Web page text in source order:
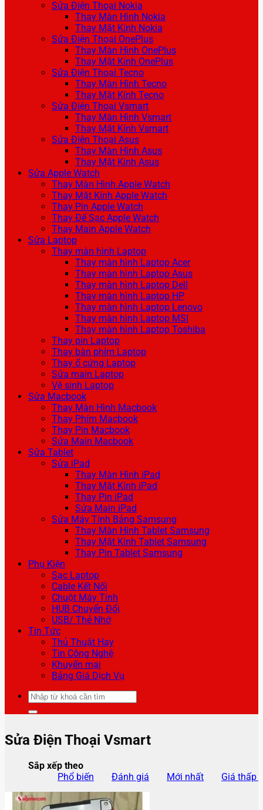
Sửa Điện Thoại Nokia
Thay Màn Hình Nokia
Thay Mặt Kính Nokia
Sửa Điện Thoại OnePlus
Thay Màn Hình OnePlus
Thay Mặt Kính OnePlus
Sửa Điện Thoại Tecno
Thay Màn Hình Tecno
Thay Mặt Kính Tecno
Sửa Điện Thoại Vsmart
Thay Màn Hình Vsmart
Thay Mặt Kính Vsmart
Sửa Điện Thoại Asus
Thay Màn Hình Asus
Thay Mặt Kính Asus
Sửa Apple Watch
Thay Màn Hình Apple Watch
Thay Mặt Kính Apple Watch
Thay Pin Apple Watch
Thay Đế Sạc Apple Watch
Thay Main Apple Watch
Sửa Laptop
Thay màn hình Laptop
Thay màn hình Laptop Acer
Thay màn hình Laptop Asus
Thay màn hình Laptop Dell
Thay màn hình Laptop HP
Thay màn hình Laptop Lenovo
Thay màn hình Laptop MSI
Thay màn hình Laptop Toshiba
Thay pin Laptop
Thay bàn phím Laptop
Thay ổ cứng Laptop
Sửa main Laptop
Vệ sinh Laptop
Sửa Macbook
Thay Màn Hình Macbook
Thay Phím Macbook
Thay Pin Macbook
Sửa Main Macbook
Sửa Tablet
Sửa iPad
Thay Màn Hình iPad
Thay Mặt Kính iPad
Thay Pin iPad
Sửa Main iPad
Sửa Máy Tính Bảng Samsung
Thay Màn Hình Tablet Samsung
Thay Mặt Kính Tablet Samsung
Thay Pin Tablet Samsung
Phụ Kiện
Sạc Laptop
Cable Kết Nối
Chuột Máy Tính
HUB Chuyển Đổi
USB/ Thẻ Nhớ
Tin Tức
Thủ Thuật Hay
Tin Công Nghệ
Khuyến mại
Bảng Giá Dịch Vụ
Tìm
kiếm:
Sửa Điện Thoại Vsmart
Sắp xếp theo
Phổ biến
Đánh giá Mới nhất Giá thấp